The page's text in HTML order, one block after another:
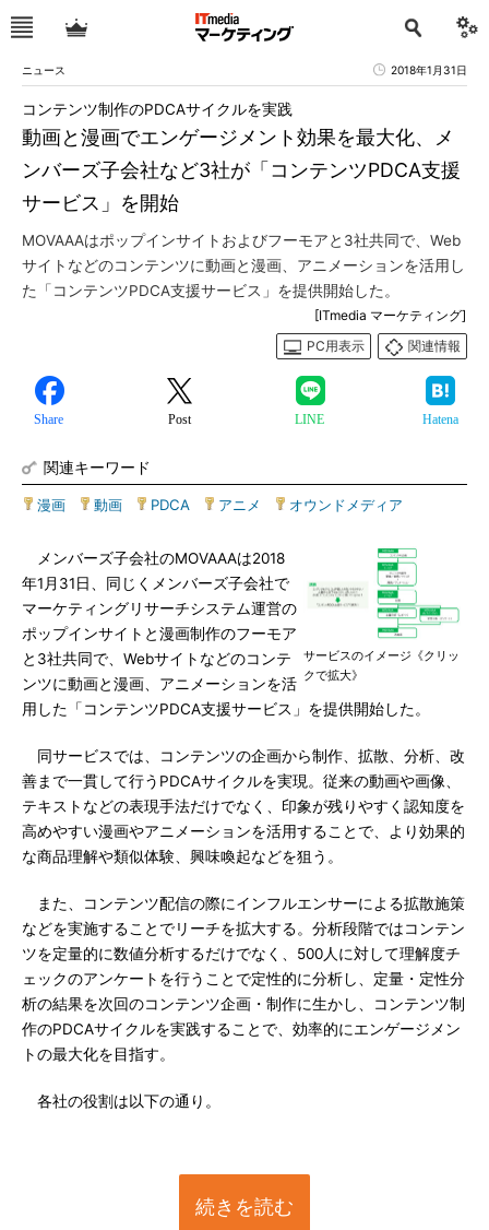
ニュース 2018年1月31日
動画と漫画でエンゲージメント効果を最大化、メ
ンバーズ子会社など3社が「コンテンツPDCA支援
サービス」を開始
コンテンツ制作のPDCAサイクルを実践
MOVAAAはポップインサイトおよびフーモアと3社共同で、Web
サイトなどのコンテンツに動画と漫画、アニメーションを活用し
た「コンテンツPDCA支援サービス」を提供開始した。
[ITmedia マーケティング]
PC用表示
関連情報
Share Post LINE Hatena
関連キーワード
漫画 動画 PDCA アニメ オウンドメディア
サービスのイメージ《クリッ
クで拡大》
メンバーズ子会社のMOVAAAは2018
年1月31日、同じくメンバーズ子会社で
マーケティングリサーチシステム運営の
ポップインサイトと漫画制作のフーモア
と3社共同で、Webサイトなどのコンテ
ンツに動画と漫画、アニメーションを活
用した「コンテンツPDCA支援サービス」を提供開始した。
同サービスでは、コンテンツの企画から制作、拡散、分析、改
善まで一貫して行うPDCAサイクルを実現。従来の動画や画像、
テキストなどの表現手法だけでなく、印象が残りやすく認知度を
高めやすい漫画やアニメーションを活用することで、より効果的
な商品理解や類似体験、興味喚起などを狙う。
また、コンテンツ配信の際にインフルエンサーによる拡散施策
などを実施することでリーチを拡大する。分析段階ではコンテン
ツを定量的に数値分析するだけでなく、500人に対して理解度チ
ェックのアンケートを行うことで定性的に分析し、定量・定性分
析の結果を次回のコンテンツ企画・制作に生かし、コンテンツ制
作のPDCAサイクルを実践することで、効率的にエンゲージメン
トの最大化を目指す。
各社の役割は以下の通り。
続きを読む